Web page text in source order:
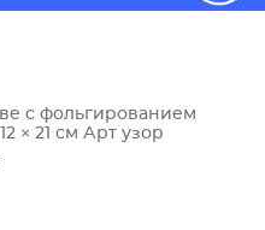
с фольгированием
× 21 см Арт узор